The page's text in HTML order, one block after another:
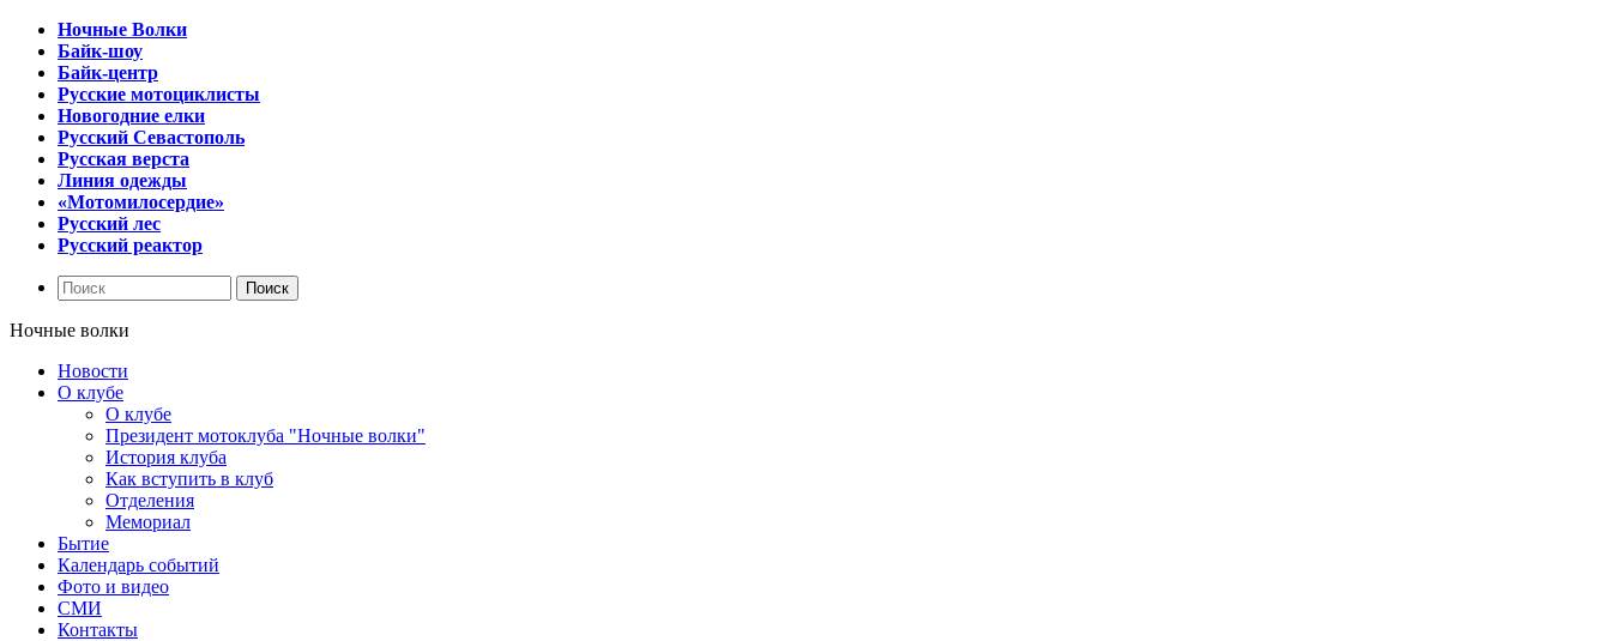
Ночные Волки
Байк-шоу
Байк-центр
Русские мотоциклисты
Новогодние елки
Русский Севастополь
Русская верста
Линия одежды
«Мотомилосердие»
Русский лес
Русский реактор
Ночные волки
Новости
О клубе
О клубе
Президент мотоклуба "Ночные волки"
История клуба
Как вступить в клуб
Отделения
Мемориал
Бытие
Календарь событий
Фото и видео
СМИ
Контакты